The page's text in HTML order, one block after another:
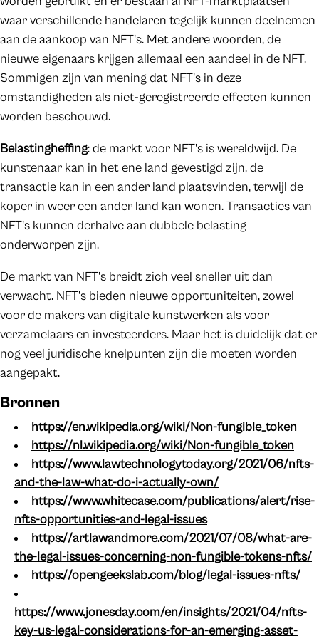
waar verschillende handelaren tegelijk kunnen deelnemen
aan de aankoop van NFT's. Met andere woorden, de
nieuwe eigenaars krijgen allemaal een aandeel in de NFT.
Sommigen zijn van mening dat NFT's in deze
omstandigheden als niet-geregistreerde effecten kunnen
worden beschouwd.
Belastingheffing: de markt voor NFT's is wereldwijd. De
kunstenaar kan in het ene land gevestigd zijn, de
transactie kan in een ander land plaatsvinden, terwijl de
koper in weer een ander land kan wonen. Transacties van
NFT's kunnen derhalve aan dubbele belasting
onderworpen zijn.
De markt van NFT's breidt zich veel sneller uit dan
verwacht. NFT's bieden nieuwe opportuniteiten, zowel
voor de makers van digitale kunstwerken als voor
verzamelaars en investeerders. Maar het is duidelijk dat er
nog veel juridische knelpunten zijn die moeten worden
aangepakt.
Bronnen
https://en.wikipedia.org/wiki/Non-fungible_token
https://nl.wikipedia.org/wiki/Non-fungible_token
https://www.lawtechnologytoday.org/2021/06/nfts-
and-the-law-what-do-i-actually-own/
https://www.whitecase.com/publications/alert/rise-
nfts-opportunities-and-legal-issues
https://artlawandmore.com/2021/07/08/what-are-
the-legal-issues-concerning-non-fungible-tokens-nfts/
https://opengeekslab.com/blog/legal-issues-nfts/
https://www.jonesday.com/en/insights/2021/04/nfts-
key-us-legal-considerations-for-an-emerging-asset-